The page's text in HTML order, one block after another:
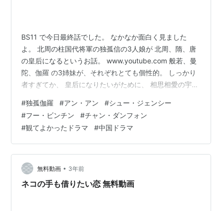
BS11 で今日最終話でした。 なかなか面白く見ました
よ。 北周の柱国代将軍の独孤信の3人娘が 北周、隋、唐
の皇后になるというお話。 www.youtube.com 般若、曼
陀、伽羅 の3姉妹が、それぞれとても個性的。 しっかり
者すぎてか、 皇后になりたいがために、 相思相愛の宇文
の後皇后になる。 私的には、この般若と宇文護の愛から
目が離せなかったです。 宇文護が妙にかっこいいの
で。。。 悪役なのだけれど、かっこよすぎでした。 文護
が般若との娘の麗華に会って、 麗華に話した言葉とか、
泣けました。 このドラマは、題名が伽羅だけど、 最初の
方は、…
#独孤伽羅 #アン・アン #シュー・ジェンシー
#フー・ビンチン #チャン・ダンフォン
#観てよかったドラマ #中国ドラマ
無料動画 • 3年前
ネコの手も借りたい恋 無料動画